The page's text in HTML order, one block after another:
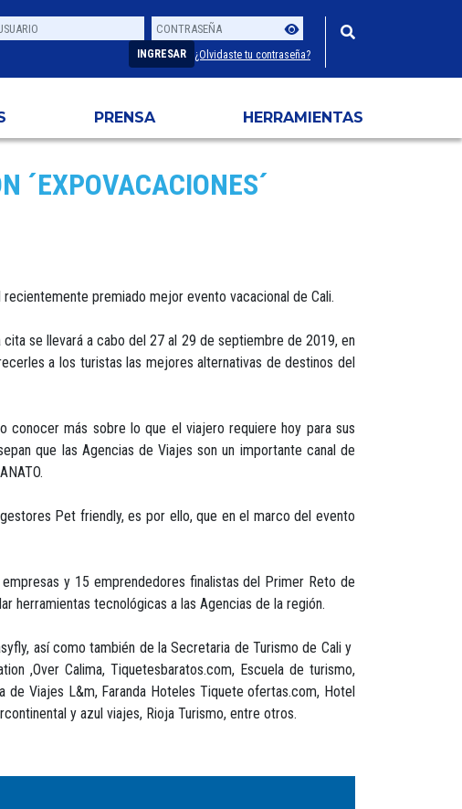
Usuario
Contraseña
INGRESAR ¿Olvidaste tu contraseña?
PRENSA HERRAMIENTAS
´EXPOVACACIONES´
premiado mejor evento vacacional de Cali.
se llevará a cabo del 27 al 29 de septiembre de 2019, en
a los turistas las mejores alternativas de destinos del
conocer más sobre lo que el viajero requiere hoy para sus
que las Agencias de Viajes son un importante canal de
Pet friendly, es por ello, que en el marco del evento
y 15 emprendedores finalistas del Primer Reto de
herramientas tecnológicas a las Agencias de la región.
así como también de la Secretaria de Turismo de Cali y
,Over Calima, Tiquetesbaratos.com, Escuela de turismo,
de Viajes L&m, Faranda Hoteles Tiquete ofertas.com, Hotel
y azul viajes, Rioja Turismo, entre otros.